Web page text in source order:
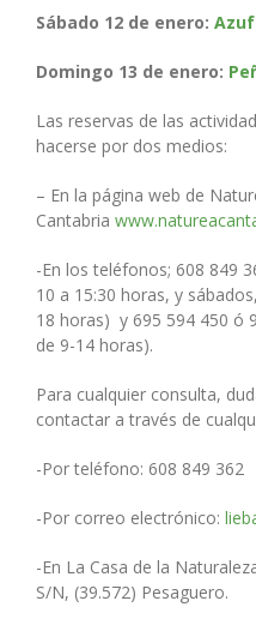
Sábado 12 de enero:
Domingo 13 de enero:
Las reservas de las
hacerse por dos medios:
– En la página web de
Cantabria
-En los teléfonos; 608 849
10 a 15:30 horas, y
18 horas) y 695 594 450 ó
de 9-14 horas).
Para cualquier consulta,
contactar a través de
-Por teléfono: 608 849 362
-Por correo electrónico:
-En La Casa de la
S/N, (39.572) Pesaguero.